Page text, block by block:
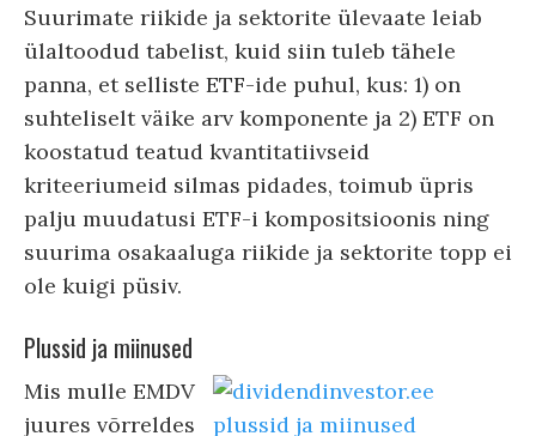
Suurimate riikide ja sektorite ülevaate leiab
ülaltoodud tabelist, kuid siin tuleb tähele
panna, et selliste ETF-ide puhul, kus: 1) on
suhteliselt väike arv komponente ja 2) ETF on
koostatud teatud kvantitatiivseid
kriteeriumeid silmas pidades, toimub üpris
palju muudatusi ETF-i kompositsioonis ning
suurima osakaaluga riikide ja sektorite topp ei
ole kuigi püsiv.
Plussid ja miinused
Mis mulle EMDV
juures võrreldes